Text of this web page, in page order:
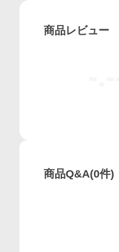
商品レビュー
商品Q&A(0件)